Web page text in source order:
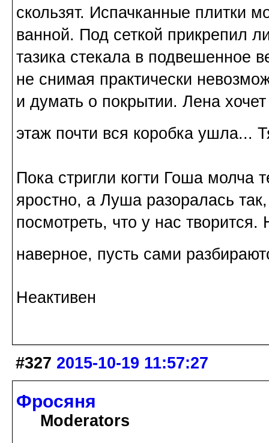
скользят. Испачканные плитки
ванной. Под сеткой прикрепил
тазика стекала в подвешенное
не снимая практически
и думать о покрытии. Лена
этаж почти вся коробка ушла...
Пока стригли когти Гоша молча
яростно, а Луша разоралась
посмотреть, что у нас
наверное, пусть сами
Неактивен
#327 2015-10-19 11:57:27
Фросяня
Moderators